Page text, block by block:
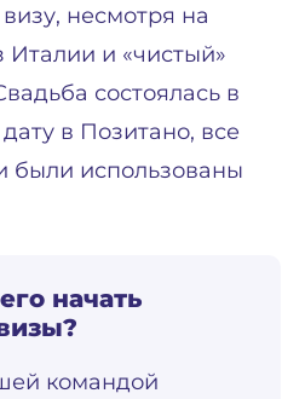
несмотря на
и «чистый»
состоялась в
в Позитано, все
были использованы
начать
командой